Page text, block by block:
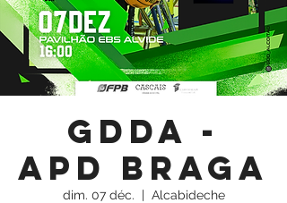
GDDA -
APD Braga
dim. 07 déc.
  |
Alcabideche